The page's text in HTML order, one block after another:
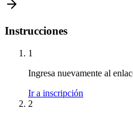
Instrucciones
1
Ingresa nuevamente al
Ir a inscripción
2